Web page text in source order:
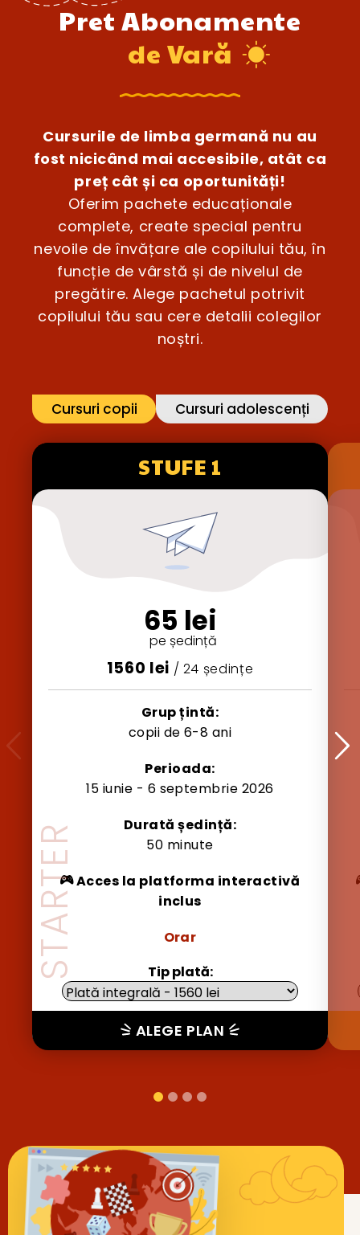
Pret Abonamente
de Vară
Cursurile de limba germană nu au
fost nicicând mai accesibile, atât ca
preț cât și ca oportunități!
Oferim pachete educaționale
complete, create special pentru
nevoile de învățare ale copilului tău, în
funcție de vârstă și de nivelul de
pregătire. Alege pachetul potrivit
copilului tău sau cere detalii colegilor
noștri.
Cursuri copii Cursuri adolescenți
STUFE 1
65 lei
pe ședință
1560 lei / 24 ședințe
Grup țintă:
copii de 6-8 ani
Perioada:
15 iunie - 6 septembrie 2026
Durată ședință:
50 minute
Acces la platforma interactivă
inclus
Orar
Tip plată:
ALEGE PLAN